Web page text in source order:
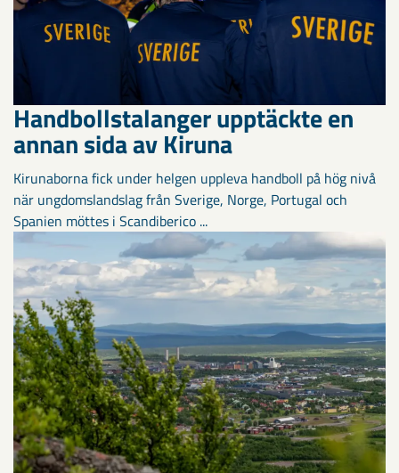
Handbollstalanger upptäckte en
annan sida av Kiruna
Kirunaborna fick under helgen uppleva handboll på hög nivå
när ungdomslandslag från Sverige, Norge, Portugal och
Spanien möttes i Scandiberico ...